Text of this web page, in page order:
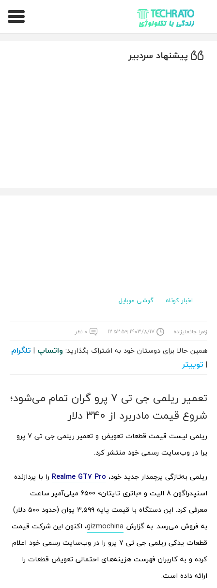
تکراتو – زندگی با تکنولوژی
پیشنهاد سردبیر
اخبار کوتاه گوشی موبایل
زهرا جانعلیزاده ۱۴۰۳/۸/۱۷ ۱۲:۵۲:۵۹ ۰ نظر
همین حالا برای دوستان خود به اشتراک بگذارید: واتساپ | تلگرام
| توییتر
تعمیر ریلمی جی تی 7 پرو گران تمام می‌شود؛
شروع قیمت مادربرد از 340 دلار
ریلمی لیست قیمت قطعات تعویض و تعمیر ریلمی جی تی 7 پرو
یرا در وب‌سایت رسمی خود منتشر کرد.
ریلمی به‌تازگی پرچمدار جدید خود، Realme GT7 Pro را با پردازنده
اسنپدراگون 8 الیت و «باتری تایتان» 6500 میلی‌آمپر ساعت
معرفی کرد. این دستگاه با قیمت پایه ۳,۵۹۹ یوان (حدود ۵۰۰ دلار)
به فروش می‌رسد. به گزارش gizmochina، اکنون این شرکت قیمت
قطعات یدکی ریلمی جی تی 7 پرو را در وب‌سایت رسمی خود اعلام
کرده و به کاربران فهرست هزینه‌های احتمالی تعویض قطعات را
ارائه داده است.